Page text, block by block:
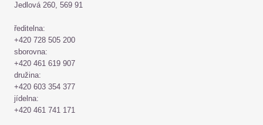
Jedlová 260, 569 91
ředitelna:
+420 728 505 200
sborovna:
+420 461 619 907
družina:
+420 603 354 377
jídelna:
+420 461 741 171